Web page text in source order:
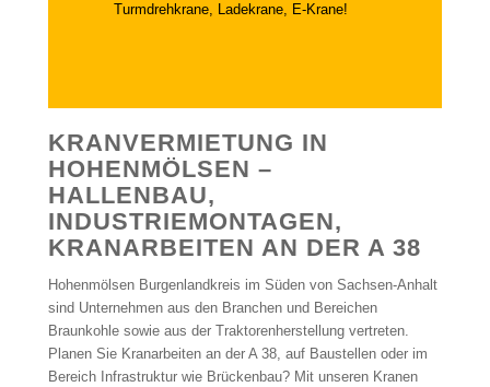
Turmdrehkrane, Ladekrane, E-Krane!
KRANVERMIETUNG IN
HOHENMÖLSEN –
HALLENBAU,
INDUSTRIEMONTAGEN,
KRANARBEITEN AN DER A 38
Hohenmölsen Burgenlandkreis im Süden von Sachsen-Anhalt
sind Unternehmen aus den Branchen und Bereichen
Braunkohle sowie aus der Traktorenherstellung vertreten.
Planen Sie Kranarbeiten an der A 38, auf Baustellen oder im
Bereich Infrastruktur wie Brückenbau? Mit unseren Kranen